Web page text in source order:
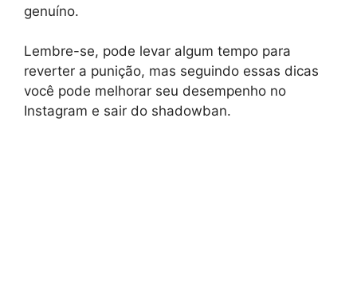
genuíno.
Lembre-se, pode levar algum tempo para
reverter a punição, mas seguindo essas dicas
você pode melhorar seu desempenho no
Instagram e sair do shadowban.